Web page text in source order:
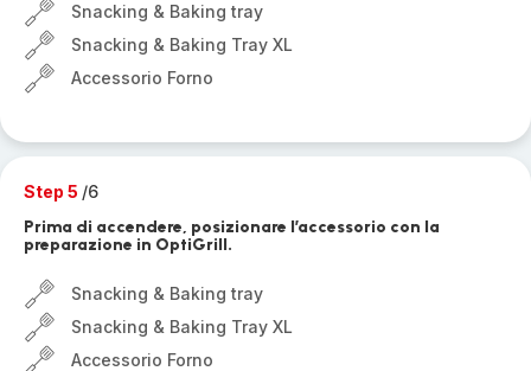
Snacking & Baking tray
Snacking & Baking Tray XL
Accessorio Forno
Step 5 /6
Prima di accendere, posizionare l’accessorio con la
preparazione in OptiGrill.
Snacking & Baking tray
Snacking & Baking Tray XL
Accessorio Forno